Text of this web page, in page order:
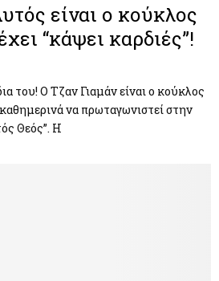
είναι ο κούκλος
“κάψει καρδιές”!
του! Ο Τζαν Γιαμάν είναι ο κούκλος
να πρωταγωνιστεί στην
Θεός”. Η